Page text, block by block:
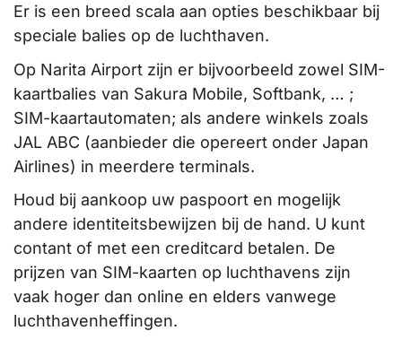
Er is een breed scala aan opties beschikbaar bij
speciale balies op de luchthaven.
Op Narita Airport zijn er bijvoorbeeld zowel SIM-
kaartbalies van Sakura Mobile, Softbank, … ;
SIM-kaartautomaten; als andere winkels zoals
JAL ABC (aanbieder die opereert onder Japan
Airlines) in meerdere terminals.
Houd bij aankoop uw paspoort en mogelijk
andere identiteitsbewijzen bij de hand. U kunt
contant of met een creditcard betalen. De
prijzen van SIM-kaarten op luchthavens zijn
vaak hoger dan online en elders vanwege
luchthavenheffingen.